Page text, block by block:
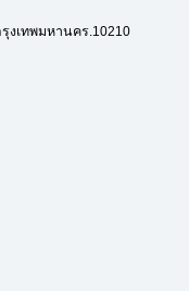
งเทพมหานคร.10210